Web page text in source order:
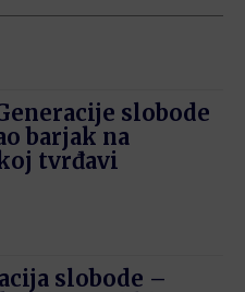
slobode
barjak na
tvrđavi
slobode –